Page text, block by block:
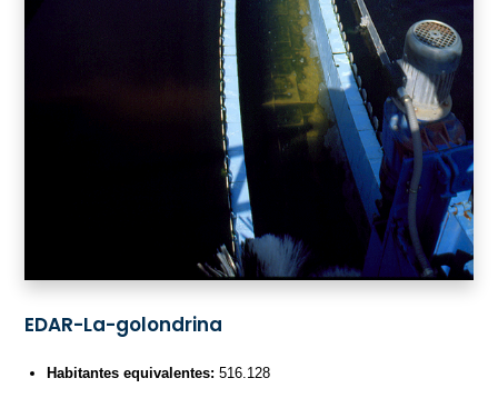
EDAR-La-golondrina
Habitantes equivalentes: 516.128